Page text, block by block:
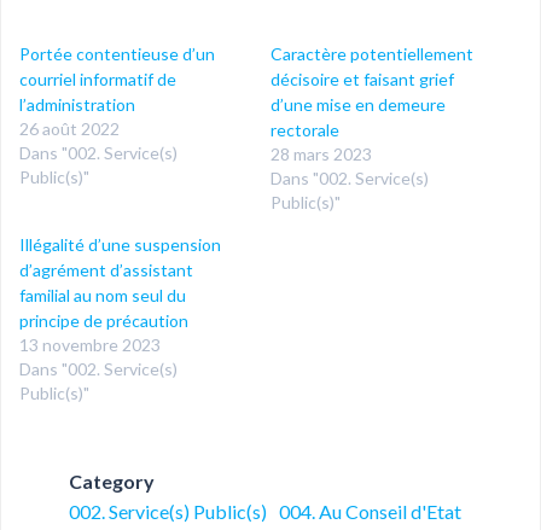
Portée contentieuse d’un
courriel informatif de
l’administration
26 août 2022
Dans "002. Service(s)
Public(s)"
Caractère potentiellement
décisoire et faisant grief
d’une mise en demeure
rectorale
28 mars 2023
Dans "002. Service(s)
Public(s)"
Illégalité d’une suspension
d’agrément d’assistant
familial au nom seul du
principe de précaution
13 novembre 2023
Dans "002. Service(s)
Public(s)"
Category
002. Service(s) Public(s) 004. Au Conseil d'Etat